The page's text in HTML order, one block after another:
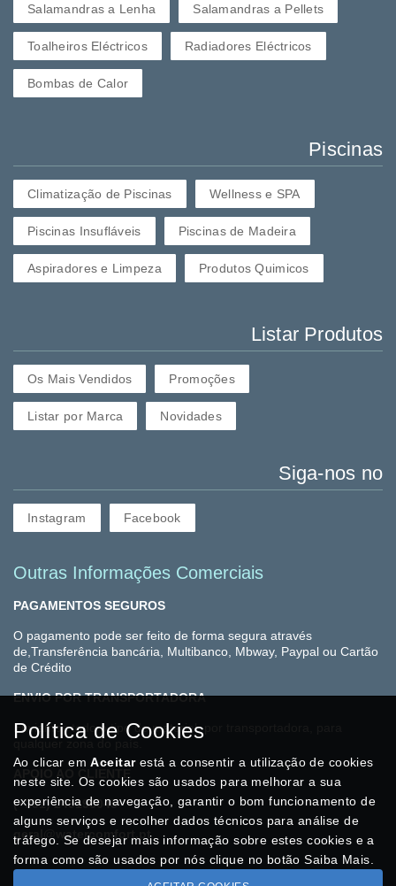
Salamandras a Lenha Salamandras a Pellets
Toalheiros Eléctricos Radiadores Eléctricos
Bombas de Calor
Piscinas
Climatização de Piscinas Wellness e SPA
Piscinas Insufláveis Piscinas de Madeira
Aspiradores e Limpeza Produtos Quimicos
Listar Produtos
Os Mais Vendidos Promoções
Listar por Marca Novidades
Siga-nos no
Instagram Facebook
Outras Informações Comerciais
PAGAMENTOS SEGUROS
O pagamento pode ser feito de forma segura através
de,Transferência bancária, Multibanco, Mbway, Paypal ou Cartão
de Crédito
ENVIO POR TRANSPORTADORA
Enviamos todo o tipo de material, por transportadora, para
(+351) 249196045
geral@watercomfort.pt
Política de Cookies
Ao clicar emAceitarestá a consentir a utilização de cookies
neste site. Os cookies são usados para melhorar a sua
experiência de navegação, garantir o bom funcionamento de
alguns serviços e recolher dados técnicos para análise de
tráfego. Se desejar mais informação sobre estes cookies e a
forma como são usados por nós clique no botão Saiba Mais.